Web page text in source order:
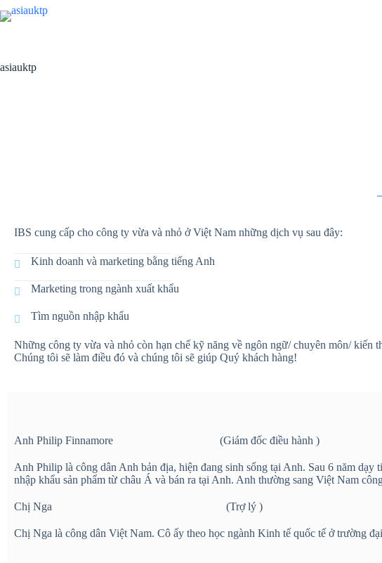
asiauktp
IBS cung cấp cho công ty vừa và nhỏ ở Việt Nam những dịch vụ sau đây:
Kinh doanh và marketing bằng tiếng Anh
Marketing trong ngành xuất khẩu
Tìm nguồn nhập khẩu
Những công ty vừa và nhỏ còn hạn chế kỹ năng về ngôn ngữ/ chuyên môn/ kiến
Chúng tôi sẽ làm điều đó và chúng tôi sẽ giúp Quý khách hàng!
Anh Philip Finnamore (Giám đốc điều hành )
Anh Philip là công dân Anh bản địa, hiện đang sinh sống tại Anh. Sau 6 năm
nhập khẩu sản phẩm từ châu Á và bán ra tại Anh. Anh thường sang Việt Nam
Chị Nga (Trợ lý )
Chị Nga là công dân Việt Nam. Cô ấy theo học ngành Kinh tế quốc tế ở trường